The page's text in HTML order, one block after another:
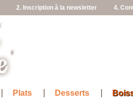
2. Inscription à la newsletter 4.
Plats Desserts